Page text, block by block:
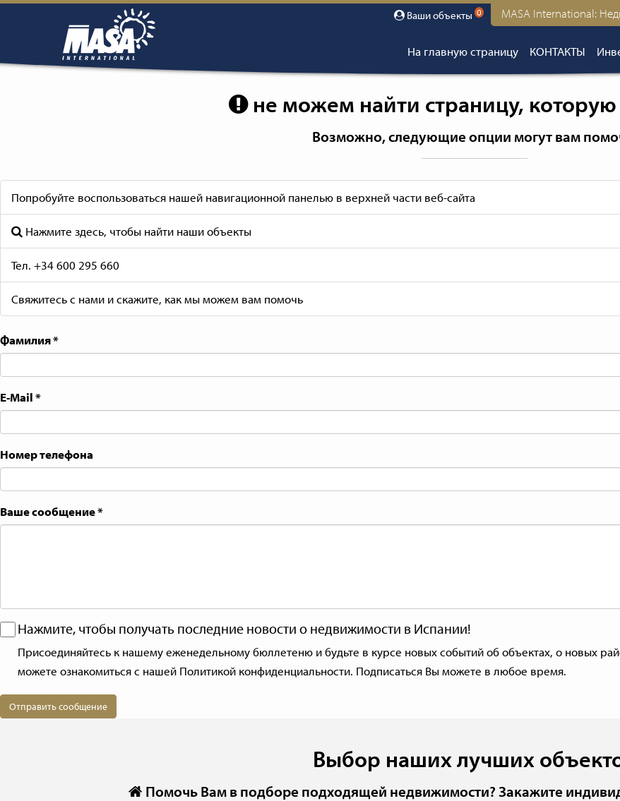
Ваши объекты 0 MASA International:
На главную страницу КОНТАКТЫ
не можем найти страницу,
Возможно, следующие опции могут вам
Попробуйте воспользоваться нашей навигационной панелью в верхней части веб-сайта
Нажмите здесь, чтобы найти наши объекты
Тел. +34 600 295 660
Свяжитесь с нами и скажите, как мы можем вам помочь
Фамилия*
E-Mail*
Номер телефона
Ваше сообщение*
Нажмите, чтобы получать последние новости о недвижимости в Испании!
Присоединяйтесь к нашему еженедельному бюллетеню и будьте в курсе новых событий об объектах, о новых
можете ознакомиться с нашей Политикой конфиденциальности. Подписаться Вы можете в любое время.
Отправить сообщение
Выбор наших лучших
Помочь Вам в подборе подходящей недвижимости? Закажите